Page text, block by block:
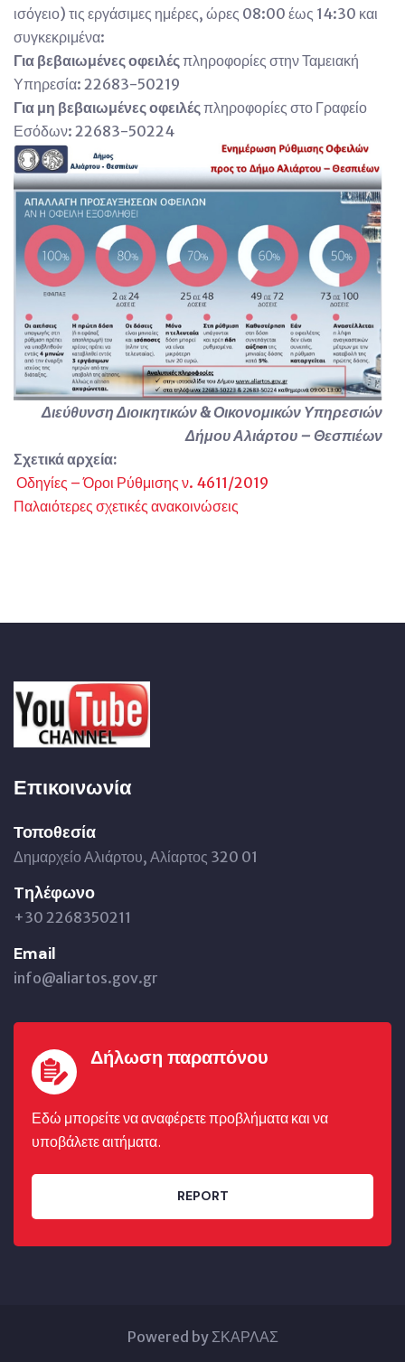
ισόγειο) τις εργάσιμες ημέρες, ώρες 08:00 έως 14:30 και
συγκεκριμένα:
Για βεβαιωμένες οφειλέςπληροφορίες στην Ταμειακή
Υπηρεσία: 22683-50219
Για μη βεβαιωμένες οφειλέςπληροφορίες στο Γραφείο
Εσόδων: 22683-50224
Διεύθυνση Διοικητικών & Οικονομικών Υπηρεσιών
Δήμου Αλιάρτου – Θεσπιέων
Σχετικά αρχεία:
Οδηγίες – Όροι Ρύθμισης ν. 4611/2019
Παλαιότερες σχετικές ανακοινώσεις
Επικοινωνία
Τοποθεσία
Δημαρχείο Αλιάρτου, Αλίαρτος 320 01
Tηλέφωνο
+30 2268350211
Email
info@aliartos.gov.gr
Δήλωση παραπόνου
Εδώ μπορείτε να αναφέρετε προβλήματα και να
υποβάλετε αιτήματα.
REPORT
Powered by ΣΚΑΡΛΑΣ